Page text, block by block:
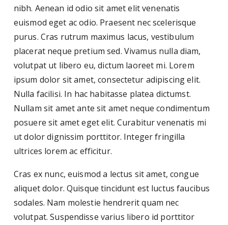
nibh. Aenean id odio sit amet elit venenatis
euismod eget ac odio. Praesent nec scelerisque
purus. Cras rutrum maximus lacus, vestibulum
placerat neque pretium sed. Vivamus nulla diam,
volutpat ut libero eu, dictum laoreet mi. Lorem
ipsum dolor sit amet, consectetur adipiscing elit.
Nulla facilisi. In hac habitasse platea dictumst.
Nullam sit amet ante sit amet neque condimentum
posuere sit amet eget elit. Curabitur venenatis mi
ut dolor dignissim porttitor. Integer fringilla
ultrices lorem ac efficitur.
Cras ex nunc, euismod a lectus sit amet, congue
aliquet dolor. Quisque tincidunt est luctus faucibus
sodales. Nam molestie hendrerit quam nec
volutpat. Suspendisse varius libero id porttitor